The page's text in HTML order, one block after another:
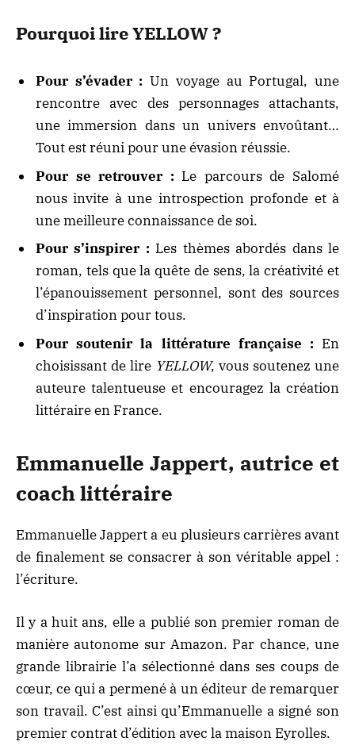
Pourquoi lire YELLOW ?
Pour s’évader : Un voyage au Portugal, une
rencontre avec des personnages attachants,
une immersion dans un univers envoûtant…
Tout est réuni pour une évasion réussie.
Pour se retrouver : Le parcours de Salomé
nous invite à une introspection profonde et à
une meilleure connaissance de soi.
Pour s’inspirer : Les thèmes abordés dans le
roman, tels que la quête de sens, la créativité et
l’épanouissement personnel, sont des sources
d’inspiration pour tous.
Pour soutenir la littérature française : En
choisissant de lire YELLOW, vous soutenez une
auteure talentueuse et encouragez la création
littéraire en France.
Emmanuelle Jappert, autrice et
coach littéraire
Emmanuelle Japperta eu plusieurs carrières avant
de finalement se consacrer à son véritable appel :
l’écriture.
Il y a huit ans, elle a publié son premier roman de
manière autonome sur Amazon. Par chance, une
grande librairie l’a sélectionné dans ses coups de
cœur, ce qui a permené à un éditeur de remarquer
son travail. C’est ainsi qu’Emmanuelle a signé son
premier contrat d’édition avec la maison Eyrolles.